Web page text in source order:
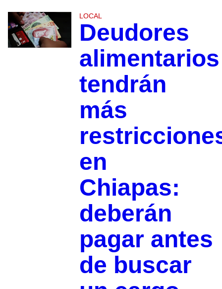
LOCAL
Deudores
alimentarios
tendrán
más
en
Chiapas:
deberán
pagar antes
de buscar